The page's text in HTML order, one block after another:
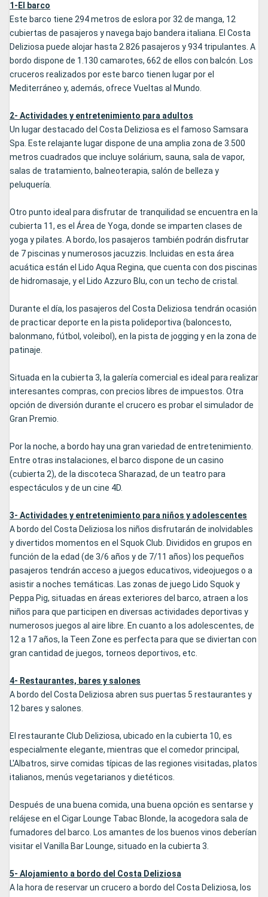
1-El barco
Este barco tiene 294 metros de eslora por 32 de manga, 12
cubiertas de pasajeros y navega bajo bandera italiana. El Costa
Deliziosa puede alojar hasta 2.826 pasajeros y 934 tripulantes. A
bordo dispone de 1.130 camarotes, 662 de ellos con balcón. Los
cruceros realizados por este barco tienen lugar por el
Mediterráneo y, además, ofrece Vueltas al Mundo.
2- Actividades y entretenimiento para adultos
Un lugar destacado del Costa Deliziosa es el famoso Samsara
Spa. Este relajante lugar dispone de una amplia zona de 3.500
metros cuadrados que incluye solárium, sauna, sala de vapor,
salas de tratamiento, balneoterapia, salón de belleza y
peluquería.
Otro punto ideal para disfrutar de tranquilidad se encuentra en la
cubierta 11, es el Área de Yoga, donde se imparten clases de
yoga y pilates. A bordo, los pasajeros también podrán disfrutar
de 7 piscinas y numerosos jacuzzis. Incluidas en esta área
acuática están el Lido Aqua Regina, que cuenta con dos piscinas
de hidromasaje, y el Lido Azzuro Blu, con un techo de cristal.
Durante el día, los pasajeros del Costa Deliziosa tendrán ocasión
de practicar deporte en la pista polideportiva (baloncesto,
balonmano, fútbol, voleibol), en la pista de jogging y en la zona de
patinaje.
Situada en la cubierta 3, la galería comercial es ideal para realizar
interesantes compras, con precios libres de impuestos. Otra
opción de diversión durante el crucero es probar el simulador de
Gran Premio.
Por la noche, a bordo hay una gran variedad de entretenimiento.
Entre otras instalaciones, el barco dispone de un casino
(cubierta 2), de la discoteca Sharazad, de un teatro para
espectáculos y de un cine 4D.
3- Actividades y entretenimiento para niños y adolescentes
A bordo del Costa Deliziosa los niños disfrutarán de inolvidables
y divertidos momentos en el Squok Club. Divididos en grupos en
función de la edad (de 3/6 años y de 7/11 años) los pequeños
pasajeros tendrán acceso a juegos educativos, videojuegos o a
asistir a noches temáticas. Las zonas de juego Lido Squok y
Peppa Pig, situadas en áreas exteriores del barco, atraen a los
niños para que participen en diversas actividades deportivas y
numerosos juegos al aire libre. En cuanto a los adolescentes, de
12 a 17 años, la Teen Zone es perfecta para que se diviertan con
gran cantidad de juegos, torneos deportivos, etc.
4- Restaurantes, bares y salones
A bordo del Costa Deliziosa abren sus puertas 5 restaurantes y
12 bares y salones.
El restaurante Club Deliziosa, ubicado en la cubierta 10, es
especialmente elegante, mientras que el comedor principal,
L'Albatros, sirve comidas típicas de las regiones visitadas, platos
italianos, menús vegetarianos y dietéticos.
Después de una buena comida, una buena opción es sentarse y
relájese en el Cigar Lounge Tabac Blonde, la acogedora sala de
fumadores del barco. Los amantes de los buenos vinos deberían
visitar el Vanilla Bar Lounge, situado en la cubierta 3.
5- Alojamiento a bordo del Costa Deliziosa
A la hora de reservar un crucero a bordo del Costa Deliziosa, los